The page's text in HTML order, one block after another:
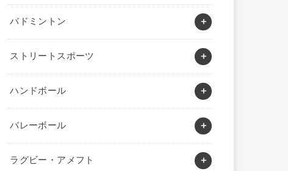
バドミントン
ストリートスポーツ
ハンドボール
バレーボール
ラグビー・アメフト